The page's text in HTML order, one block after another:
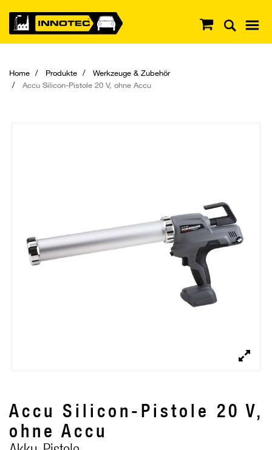
Home Produkte
Werkzeuge & Zubehör
Accu Silicon-Pistole 20 V, ohne Accu
Accu Silicon-Pistole 20 V,
ohne Accu